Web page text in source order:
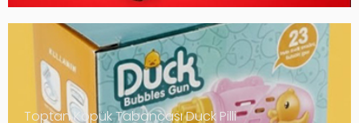
Toptan Köpük Tabancası Duck Pilli